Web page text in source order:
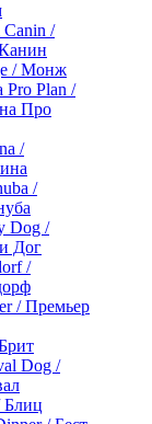
Canin /
/ Монж
Pro Plan /
Про
/
/
Dog /
Дог
/
/ Премьер
Dog /
Блиц